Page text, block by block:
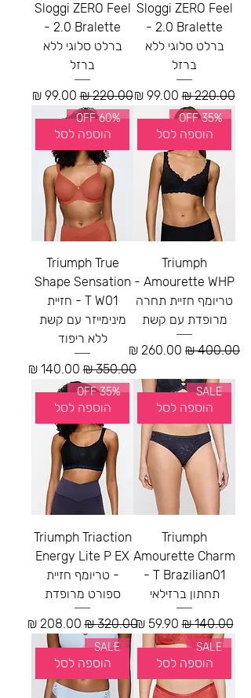
Sloggi ZERO Feel
2.0 Bralette -
ברלט סלוגי ללא
ברזל
מחיר רגיל‏220.00 ‏₪ מחיר מבצע
Sloggi ZERO Feel
2.0 Bralette -
ברלט סלוגי ללא
ברזל
מחיר רגיל‏220.00 ‏₪ מחיר מבצע
הוספה לסל
35% OFF
Triumph
Amourette WHP -
טריומף חזיית תחרה
מרופדת עם קשת
מחיר רגיל
מחיר מבצע
הוספה לסל
60% OFF
Triumph True
Shape Sensation
T W01 - חזיית
מינימייזר עם קשת
ללא ריפוד
מחיר רגיל מחיר מבצע
הוספה לסל
SALE
Triumph
Amourette Charm
T Brazilian01 -
תחתון ברזילאי
מחיר רגיל‏140.00 ‏₪ מחיר מבצע
הוספה לסל
35% OFF
Triumph Triaction
Energy Lite P EX
- טריומף חזיית
ספורט מרופדת
מחיר רגיל‏320.00 ‏₪ מחיר מבצע
הוספה לסל
SALE
הוספה לסל
SALE